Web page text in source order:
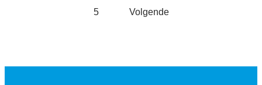
5 Volgende